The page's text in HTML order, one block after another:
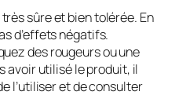
sûre et bien tolérée. En
d’effets négatifs.
des rougeurs ou une
avoir utilisé le produit, il
l’utiliser et de consulter